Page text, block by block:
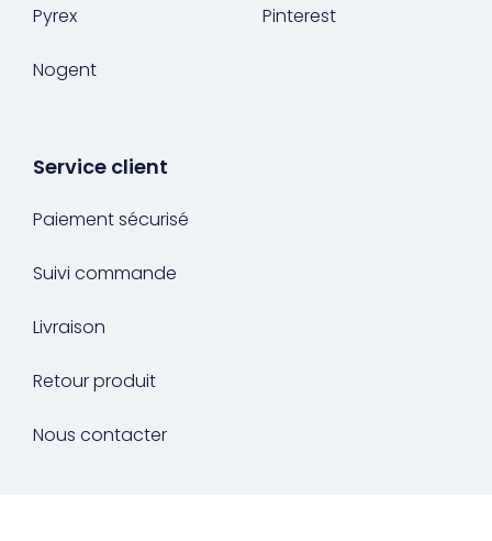
Pyrex
Nogent
Pinterest
Service client
Paiement sécurisé
Suivi commande
Livraison
Retour produit
Nous contacter